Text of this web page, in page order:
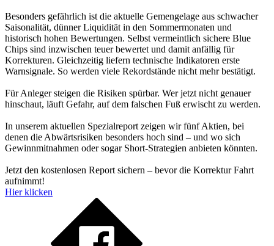
Besonders gefährlich ist die aktuelle Gemengelage aus schwacher
Saisonalität, dünner Liquidität in den Sommermonaten und
historisch hohen Bewertungen. Selbst vermeintlich sichere Blue
Chips sind inzwischen teuer bewertet und damit anfällig für
Korrekturen. Gleichzeitig liefern technische Indikatoren erste
Warnsignale. So werden viele Rekordstände nicht mehr bestätigt.
Für Anleger steigen die Risiken spürbar. Wer jetzt nicht genauer
hinschaut, läuft Gefahr, auf dem falschen Fuß erwischt zu werden.
In unserem aktuellen Spezialreport zeigen wir fünf Aktien, bei
denen die Abwärtsrisiken besonders hoch sind – und wo sich
Gewinnmitnahmen oder sogar Short-Strategien anbieten könnten.
Jetzt den kostenlosen Report sichern – bevor die Korrektur Fahrt
aufnimmt!
Hier klicken